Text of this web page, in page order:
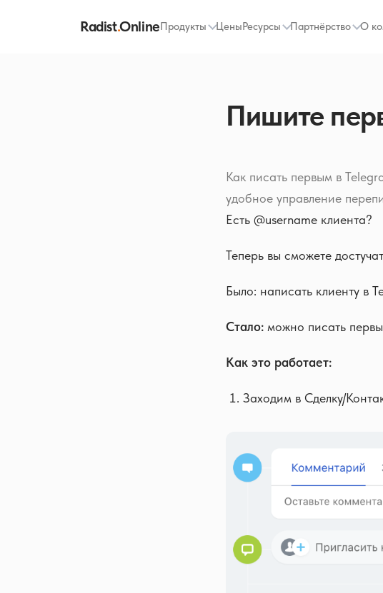
Radist.OnlineПродукты ЦеныРесурсы Партнёрство О
Пишите
Как писать первым в
удобное управление
Есть @username клиента?
Теперь вы сможете
Было: написать клиенту в
Стало: можно писать
Как это работает:
Заходим в Сделку/